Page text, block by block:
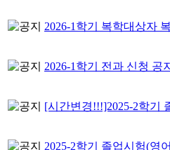
2026-1학기 복학대상자
2026-1학기 전과 신청 공지
[시간변경!!!]2025-2학기
2025-2학기 졸업시험(영